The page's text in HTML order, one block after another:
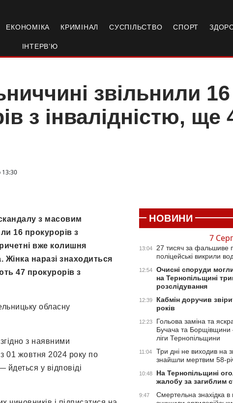
ЕКОНОМІКА КРИМІНАЛ СУСПІЛЬСТВО СПОРТ
ІНТЕРВ’Ю
звільнили 16
з інвалідністю, ще
13:30
з масовим
16 прокурорів з
вже колишня
наразі знаходиться
47 прокурорів з
обласну
з наявними
01 жовтня 2024 року по
йдеться у відповіді
НОВИНИ
7
13:04
27 тисяч за фальшиве
поліцейські викрили
12:54
Очисні споруди
на Тернопільщині
розслідування
12:39
Кабмін доручив
років
12:23
Гольова заміна та
Бучача та Борщівщини
ліги Тернопільщини
11:04
Три дні не виходив на
знайшли мертвим 58-
10:48
На Тернопільщині
жалобу за загиблим
9:47
Смертельна знахідка в